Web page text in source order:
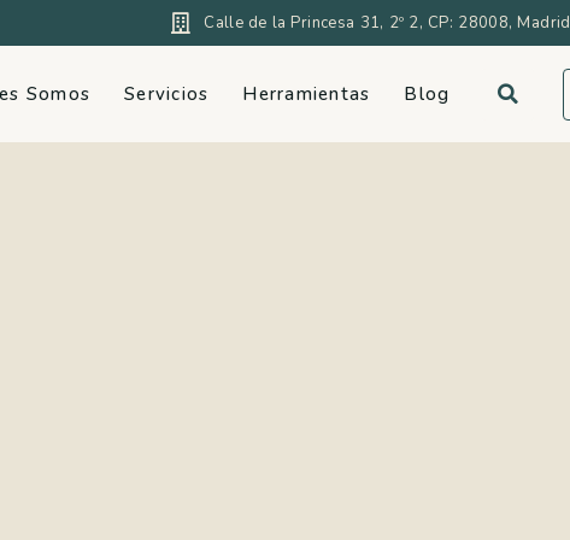
Calle de la Princesa 31, 2º 2, CP: 28008, Madrid
Somos Servicios Herramientas Blog